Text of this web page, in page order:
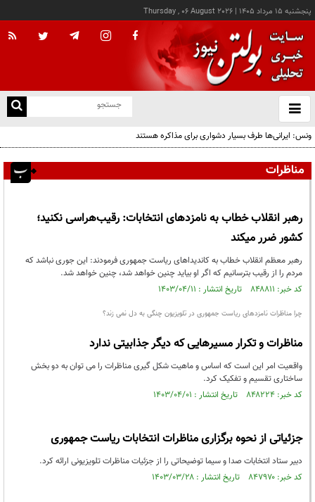
پنجشنبه ۱۵ مرداد ۱۴۰۵ |
Thursday , 06 August 2026
باز
و
ونس: ایرانی‌ها طرف بسیار دشواری برای مذاکره هستند
مناظرات
رهبر انقلاب خطاب به نامزدهای انتخابات: رقیب‌هراسی نکنید؛
کشور ضرر میکند
رهبر معظم انقلاب خطاب به کاندیداهای ریاست جمهوری فرمودند: این جوری نباشد که
مردم را از رقیب بترسانیم که اگر او بیاید چنین خواهد شد، چنین خواهد شد.
کد خبر: ۸۴۸۸۱۱ تاریخ انتشار : ۱۴۰۳/۰۴/۱۱
چرا مناظرات نامزدهای ریاست جمهوری در تلویزیون چنگی به دل نمی زند؟
مناظرات و تکرار مسیرهایی که دیگر جذابیتی ندارد
واقعیت امر این است که اساس و ماهیت شکل گیری مناظرات را می توان به دو بخش
ساختاری تقسیم و تفکیک کرد.
کد خبر: ۸۴۸۲۲۴ تاریخ انتشار : ۱۴۰۳/۰۴/۰۱
جزئیاتی از نحوه برگزاری مناظرات انتخابات ریاست جمهوری
دبیر ستاد انتخابات صدا و سیما توضیحاتی را از جزئیات مناظرات تلویزیونی ارائه کرد.
کد خبر: ۸۴۷۹۷۰ تاریخ انتشار : ۱۴۰۳/۰۳/۲۸